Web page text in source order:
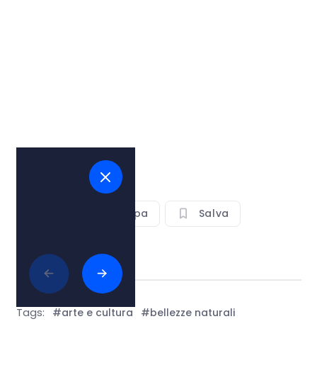
Vedi sulla mappa Salva
Condividi
Tags: #arte e cultura #bellezze naturali